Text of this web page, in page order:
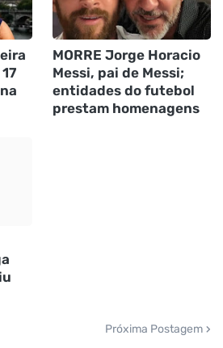
MORRE Jorge Horacio
Messi, pai de Messi;
entidades do futebol
prestam homenagens
Próxima Postagem